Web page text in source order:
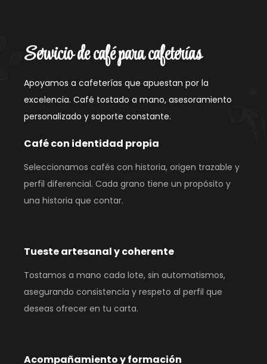
Servicio de café para cafeterías
Apoyamos a cafeterías que apuestan por la
excelencia. Café tostado a mano, asesoramiento
personalizado y soporte constante.
Café con identidad propia
Seleccionamos cafés con historia, origen trazable y
perfil diferencial. Cada grano tiene un propósito y
una historia que contar.
Tueste artesanal y coherente
Tostamos a mano cada lote, sin automatismos,
asegurando consistencia y respeto al perfil que
deseas ofrecer en tu carta.
Acompañamiento y formación